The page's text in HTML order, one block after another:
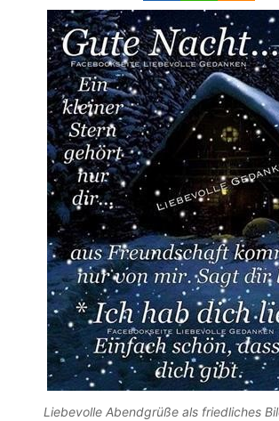
Liebevolle Abendgrüße als friedliches